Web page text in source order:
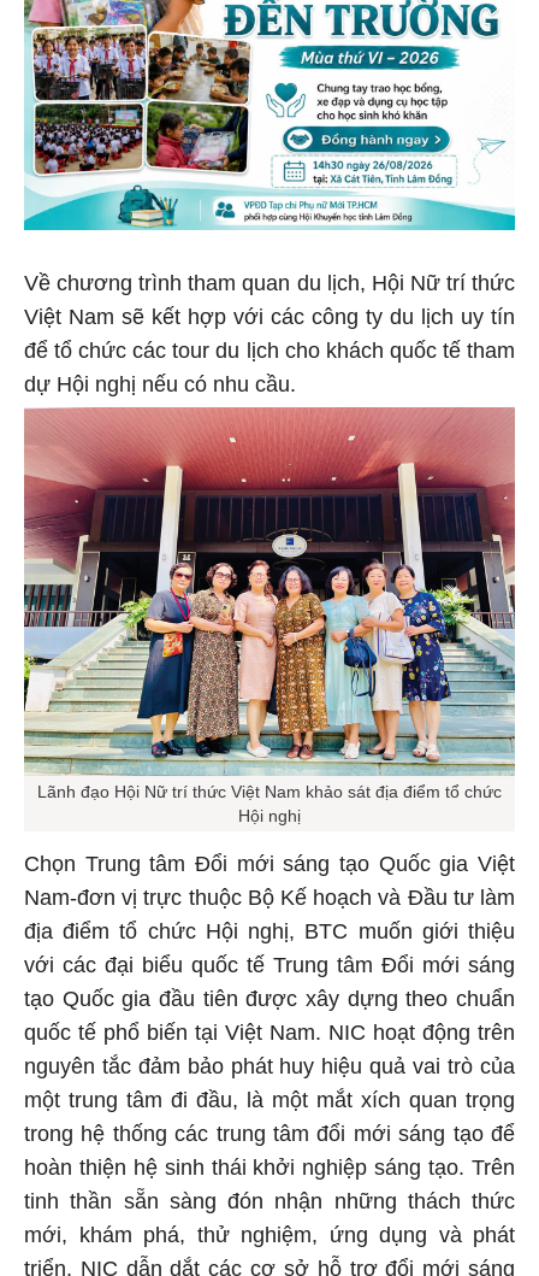
Về chương trình tham quan du lịch, Hội Nữ trí thức
Việt Nam sẽ kết hợp với các công ty du lịch uy tín
để tổ chức các tour du lịch cho khách quốc tế tham
dự Hội nghị nếu có nhu cầu.
Lãnh đạo Hội Nữ trí thức Việt Nam khảo sát địa điểm tổ chức
Hội nghị
Chọn Trung tâm Đổi mới sáng tạo Quốc gia Việt
Nam-đơn vị trực thuộc Bộ Kế hoạch và Đầu tư làm
địa điểm tổ chức Hội nghị, BTC muốn giới thiệu
với các đại biểu quốc tế Trung tâm Đổi mới sáng
tạo Quốc gia đầu tiên được xây dựng theo chuẩn
quốc tế phổ biến tại Việt Nam. NIC hoạt động trên
nguyên tắc đảm bảo phát huy hiệu quả vai trò của
một trung tâm đi đầu, là một mắt xích quan trọng
trong hệ thống các trung tâm đổi mới sáng tạo để
hoàn thiện hệ sinh thái khởi nghiệp sáng tạo. Trên
tinh thần sẵn sàng đón nhận những thách thức
mới, khám phá, thử nghiệm, ứng dụng và phát
triển, NIC dẫn dắt các cơ sở hỗ trợ đổi mới sáng